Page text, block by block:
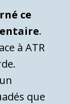
ce
.
à ATR
que